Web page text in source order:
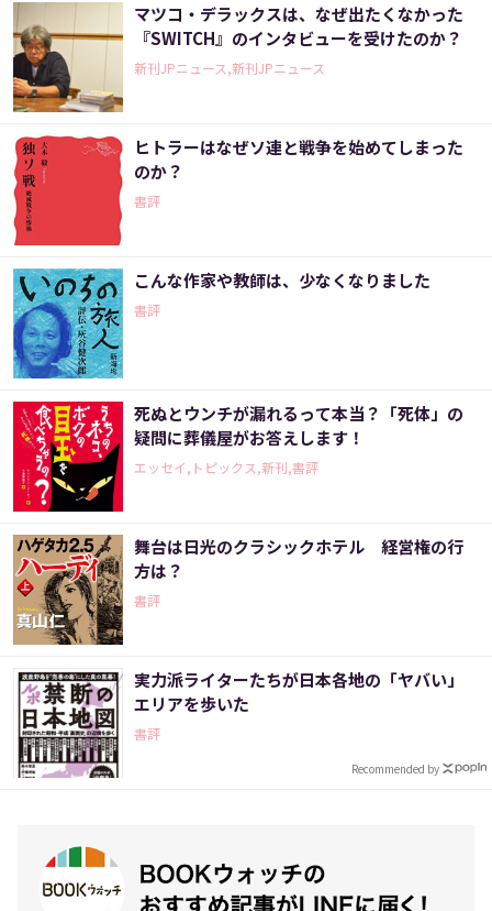
マツコ・デラックスは、なぜ出たくなかった
『SWITCH』のインタビューを受けたのか？
新刊JPニュース,新刊JPニュース
ヒトラーはなぜソ連と戦争を始めてしまった
のか？
書評
こんな作家や教師は、少なくなりました
書評
死ぬとウンチが漏れるって本当？「死体」の
疑問に葬儀屋がお答えします！
エッセイ,トピックス,新刊,書評
舞台は日光のクラシックホテル 経営権の行
方は？
書評
実力派ライターたちが日本各地の「ヤバい」
エリアを歩いた
書評
Recommended by